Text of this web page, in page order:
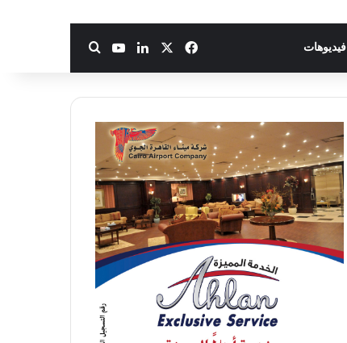
فيسبوك لينكدإن‫YouTube